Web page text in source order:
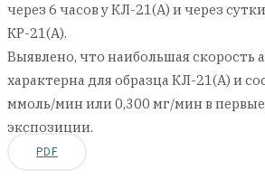
через 6 часов у КЛ-21(А) и через
КР-21(А).
Выявлено, что наибольшая скорость
характерна для образца КЛ-21(А) и
ммоль/мин или 0,300 мг/мин в
экспозиции.
PDF